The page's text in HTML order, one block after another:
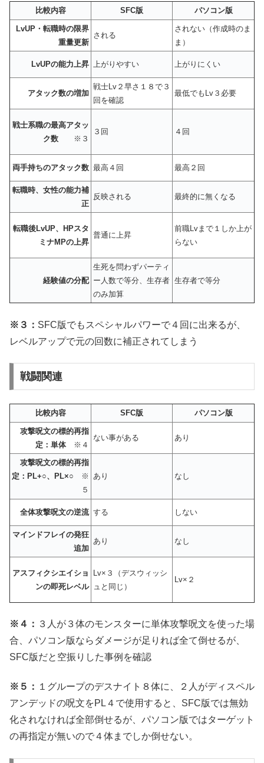
比較内容 SFC版 パソコン版
LvUP・転職時の限界
重量更新
される
されない（作成時のま
ま）
LvUPの能力上昇 上がりやすい 上がりにくい
アタック数の増加
戦士Lv２早さ１８で３
回を確認
最低でもLv３必要
戦士系職の最高アタッ
ク数
※３
３回 ４回
両手持ちのアタック数 最高４回 最高２回
転職時、女性の能力補
正
反映される 最終的に無くなる
転職後LvUP、HPスタ
ミナMPの上昇
普通に上昇
前職Lvまで１しか上が
らない
経験値の分配
生死を問わずパーティ
ー人数で等分、生存者
のみ加算
生存者で等分
※３： SFC版でもスペシャルパワーで４回に出来るが、
レベルアップで元の回数に補正されてしまう
戦闘関連
比較内容 SFC版 パソコン版
攻撃呪文の標的再指
定：単体
※４
ない事がある あり
攻撃呪文の標的再指
定：PL+○、PL×○
※
５
あり なし
全体攻撃呪文の逆流 する しない
マインドフレイの発狂
追加
あり なし
アスフィクシエイショ
ンの即死レベル
Lv×３（デスウィッシ
ュと同じ）
Lv×２
※４： ３人が３体のモンスターに単体攻撃呪文を使った場
合、パソコン版ならダメージが足りれば全て倒せるが、
SFC版だと空振りした事例を確認
※５： １グループのデスナイト８体に、２人がディスペル
アンデッドの呪文をPL４で使用すると、SFC版では無効
化されなければ全部倒せるが、パソコン版ではターゲット
の再指定が無いので４体までしか倒せない。